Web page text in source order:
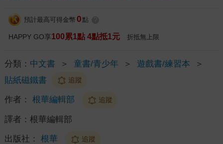
預計最高可得金幣 0 點
HAPPY GO享100累1點 4點抵1元 折抵無上限
分類： 中文書 ＞ 童書/青少年 ＞ 遊戲書/練習本
＞
貼紙磁鐵書
追蹤
作者： 根華編輯部 追蹤
譯者： 根華編輯部
出版社： 根華 追蹤